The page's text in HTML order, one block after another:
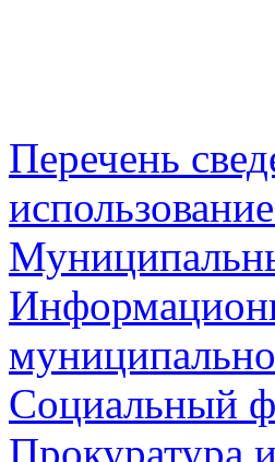
Перечень
Социальный
Прокуратура